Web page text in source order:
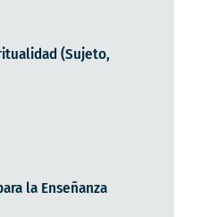
(Sujeto,
la Enseñanza